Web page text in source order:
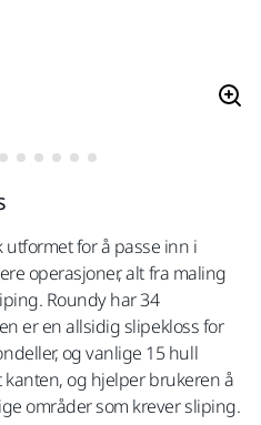
for å passe inn i
operasjoner, alt fra maling
Roundy har 34
er en allsidig slipekloss for
og vanlige 15 hull
og hjelper brukeren å
områder som krever sliping.